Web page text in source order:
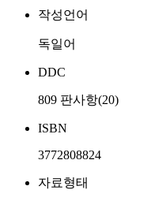
작성언어
독일어
DDC
809 판사항(20)
ISBN
3772808824
자료형태